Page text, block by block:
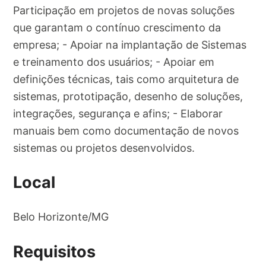
Participação em projetos de novas soluções
que garantam o contínuo crescimento da
empresa; - Apoiar na implantação de Sistemas
e treinamento dos usuários; - Apoiar em
definições técnicas, tais como arquitetura de
sistemas, prototipação, desenho de soluções,
integrações, segurança e afins; - Elaborar
manuais bem como documentação de novos
sistemas ou projetos desenvolvidos.
Local
Belo Horizonte/MG
Requisitos